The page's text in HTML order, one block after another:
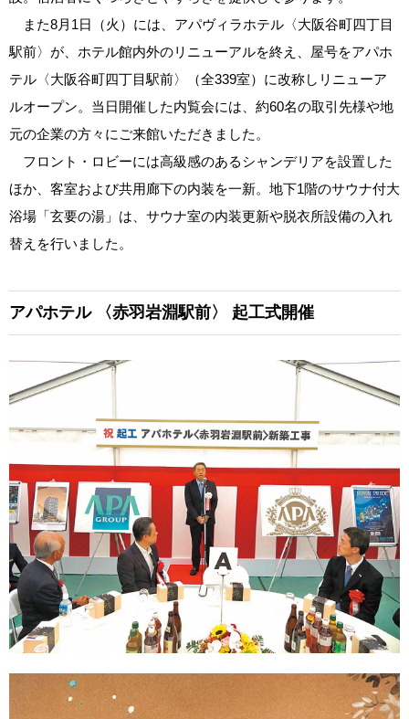
また8月1日（火）には、アパヴィラホテル〈大阪谷町四丁目
駅前〉が、ホテル館内外のリニューアルを終え、屋号をアパホ
テル〈大阪谷町四丁目駅前〉（全339室）に改称しリニューア
ルオープン。当日開催した内覧会には、約60名の取引先様や地
元の企業の方々にご来館いただきました。
フロント・ロビーには高級感のあるシャンデリアを設置した
ほか、客室および共用廊下の内装を一新。地下1階のサウナ付大
浴場「玄要の湯」は、サウナ室の内装更新や脱衣所設備の入れ
替えを行いました。
アパホテル〈赤羽岩淵駅前〉 起工式開催